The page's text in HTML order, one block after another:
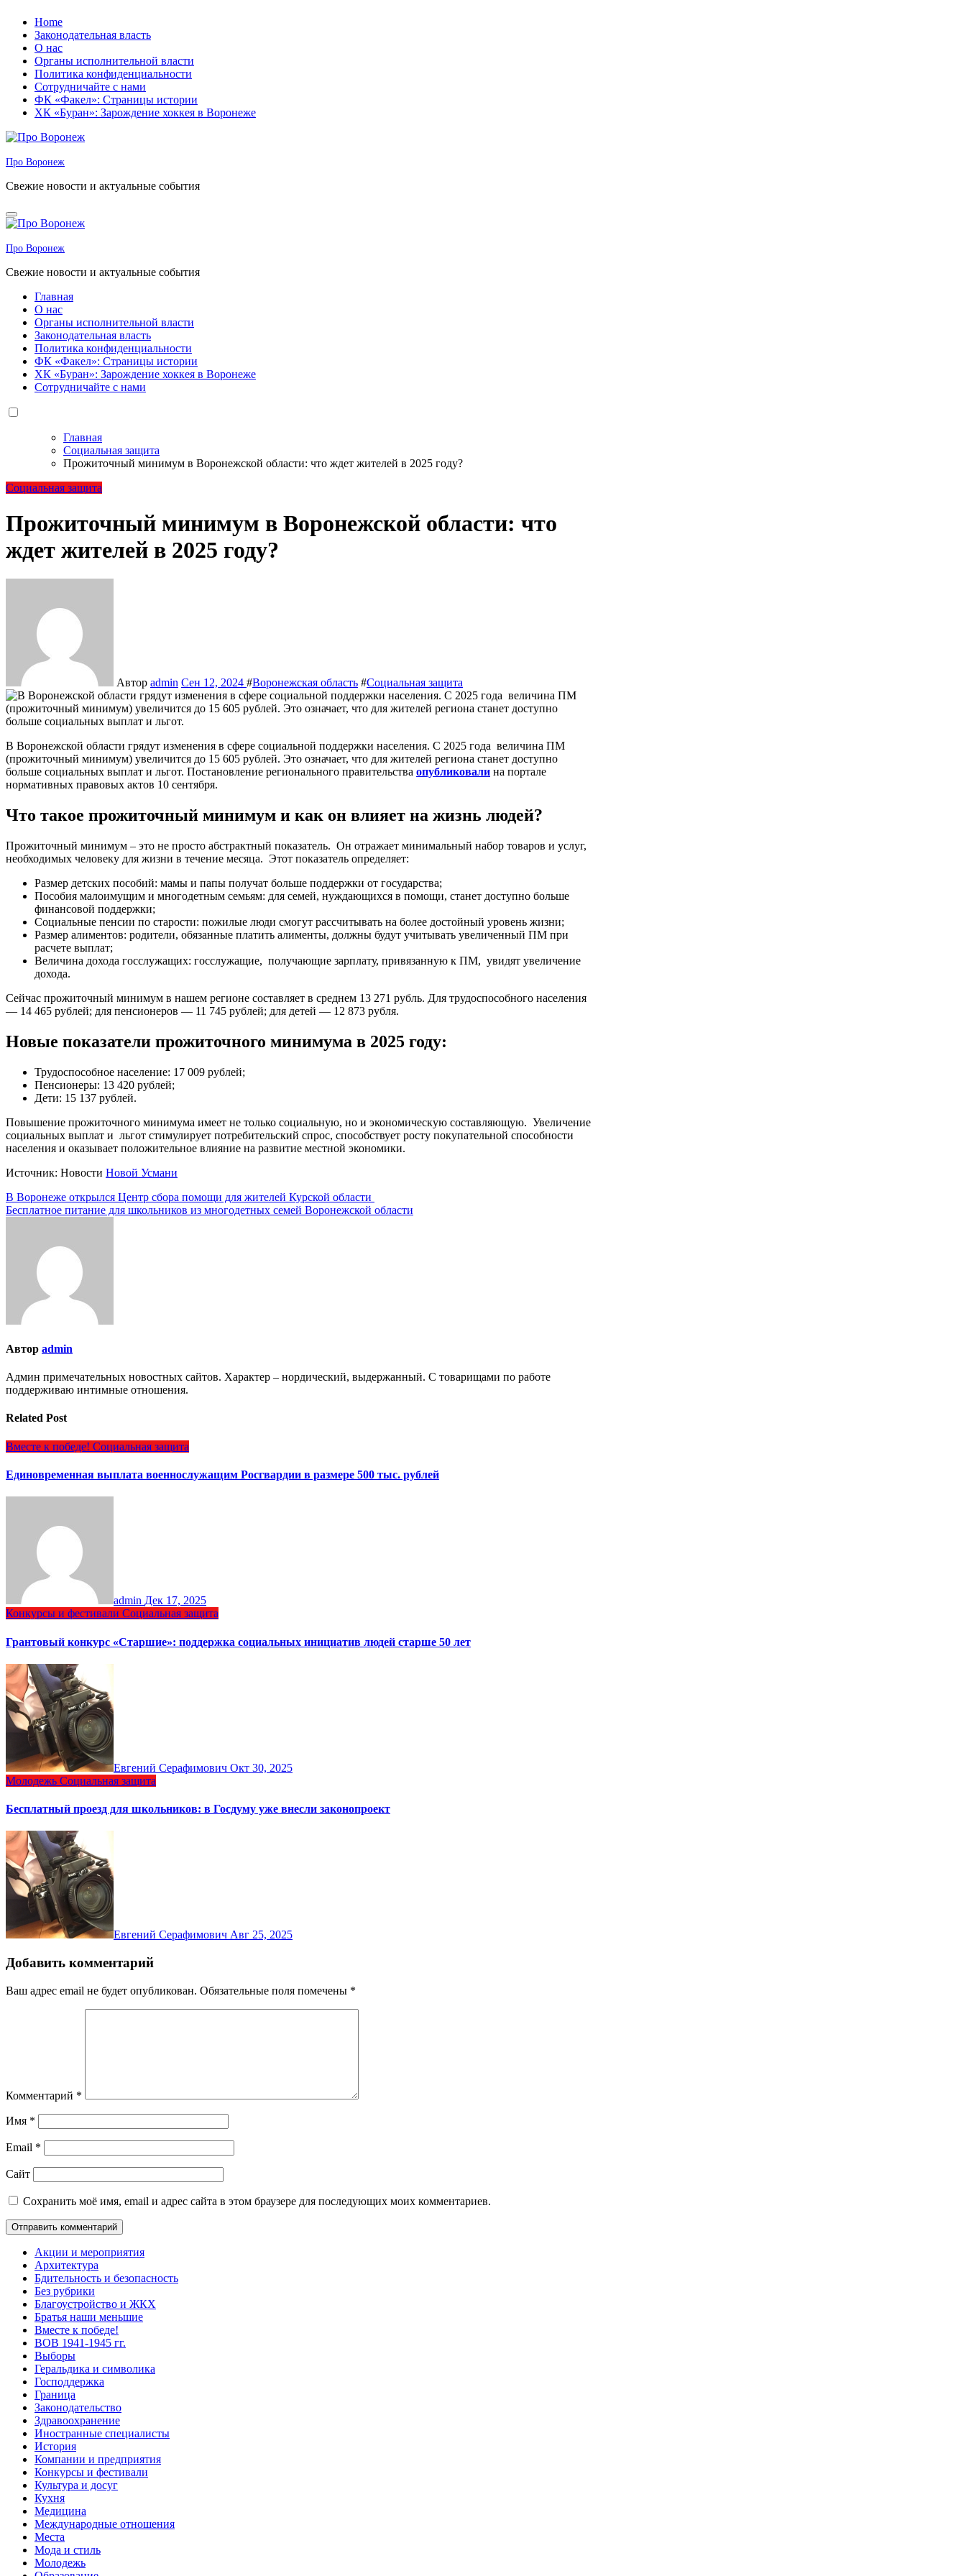
Перейти
содержанию
Home
Законодательная власть
О нас
Органы исполнительной власти
Политика конфиденциальности
Сотрудничайте с нами
ФК «Факел»: Страницы истории
ХК «Буран»: Зарождение хоккея в Воронеже
Про Воронеж
Свежие новости и актуальные события
Про Воронеж
Свежие новости и актуальные события
Главная
О нас
Органы исполнительной власти
Законодательная власть
Политика конфиденциальности
ФК «Факел»: Страницы истории
ХК «Буран»: Зарождение хоккея в Воронеже
Сотрудничайте с нами
Главная
Социальная защита
Прожиточный минимум в Воронежской области: что ждет жителей в 2025 году?
Социальная защита
Прожиточный минимум в Воронежской области: что
ждет жителей в 2025 году?
Автор admin Сен 12, 2024 #Воронежская область #Социальная защита
В Воронежской области грядут изменения в сфере социальной поддержки населения. С 2025 года величина ПМ
(прожиточный минимум) увеличится до 15 605 рублей. Это означает, что для жителей региона станет доступно
больше социальных выплат и льгот. Постановление регионального правительства опубликовали на портале
нормативных правовых актов 10 сентября.
Что такое прожиточный минимум и как он влияет на жизнь людей?
Прожиточный минимум – это не просто абстрактный показатель. Он отражает минимальный набор товаров и услуг,
необходимых человеку для жизни в течение месяца. Этот показатель определяет:
Размер детских пособий: мамы и папы получат больше поддержки от государства;
Пособия малоимущим и многодетным семьям: для семей, нуждающихся в помощи, станет доступно больше
финансовой поддержки;
Социальные пенсии по старости: пожилые люди смогут рассчитывать на более достойный уровень жизни;
Размер алиментов: родители, обязанные платить алименты, должны будут учитывать увеличенный ПМ при
расчете выплат;
Величина дохода госслужащих: госслужащие, получающие зарплату, привязанную к ПМ, увидят увеличение
дохода.
Сейчас прожиточный минимум в нашем регионе составляет в среднем 13 271 рубль. Для трудоспособного населения
— 14 465 рублей; для пенсионеров — 11 745 рублей; для детей — 12 873 рубля.
Новые показатели прожиточного минимума в 2025 году:
Трудоспособное население: 17 009 рублей;
Пенсионеры: 13 420 рублей;
Дети: 15 137 рублей.
Повышение прожиточного минимума имеет не только социальную, но и экономическую составляющую. Увеличение
социальных выплат и льгот стимулирует потребительский спрос, способствует росту покупательной способности
населения и оказывает положительное влияние на развитие местной экономики.
Источник: Новости Новой Усмани
Навигация
по
В Воронеже открылся Центр сбора помощи для жителей Курской области
Бесплатное питание для школьников из многодетных семей Воронежской области
Автор admin
Админ примечательных новостных сайтов. Характер – нордический, выдержанный. С товарищами по работе
поддерживаю интимные отношения.
Related Post
Вместе к победе! Социальная защита
Единовременная выплата военнослужащим Росгвардии в размере 500 тыс. рублей
admin Дек 17, 2025
Конкурсы и фестивали Социальная защита
Грантовый конкурс «Старшие»: поддержка социальных инициатив людей старше 50 лет
Евгений Серафимович Окт 30, 2025
Молодежь Социальная защита
Бесплатный проезд для школьников: в Госдуму уже внесли законопроект
Евгений Серафимович Авг 25, 2025
Добавить комментарий
Ваш адрес email не будет опубликован. Обязательные поля помечены *
Комментарий *
Имя *
Email *
Сайт
Сохранить моё имя, email и адрес сайта в этом браузере для последующих моих комментариев.
Акции и мероприятия
Архитектура
Бдительность и безопасность
Без рубрики
Благоустройство и ЖКХ
Братья наши меньшие
Вместе к победе!
ВОВ 1941-1945 гг.
Выборы
Геральдика и символика
Господдержка
Граница
Законодательство
Здравоохранение
Иностранные специалисты
История
Компании и предприятия
Конкурсы и фестивали
Культура и досуг
Кухня
Медицина
Международные отношения
Места
Мода и стиль
Молодежь